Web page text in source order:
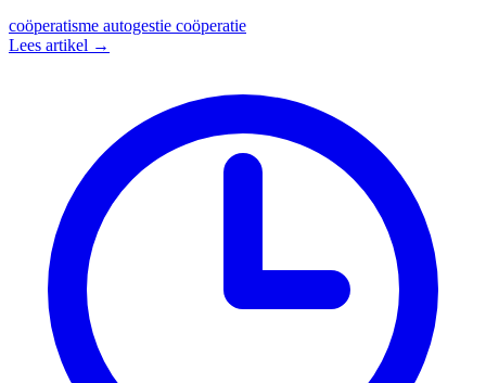
coöperatisme autogestie coöperatie
Lees artikel →